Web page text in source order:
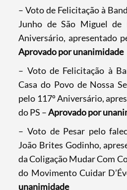
– Voto de Felicitação à
Junho de São Miguel de
Aniversário, apresentado
Aprovado por unanimidade
– Voto de Felicitação à
Casa do Povo de Nossa
pelo 117º Aniversário,
do PS –Aprovado por
– Voto de Pesar pelo
João Brites Godinho,
da Coligação Mudar Com
do Movimento Cuidar
unanimidade